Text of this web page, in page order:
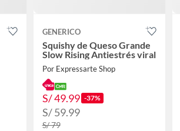
GENERICO
Squishy de Queso Grande
Slow Rising Antiestrés viral
Por Expressarte Shop
S/ 49.99 -37%
S/ 59.99
S/ 79